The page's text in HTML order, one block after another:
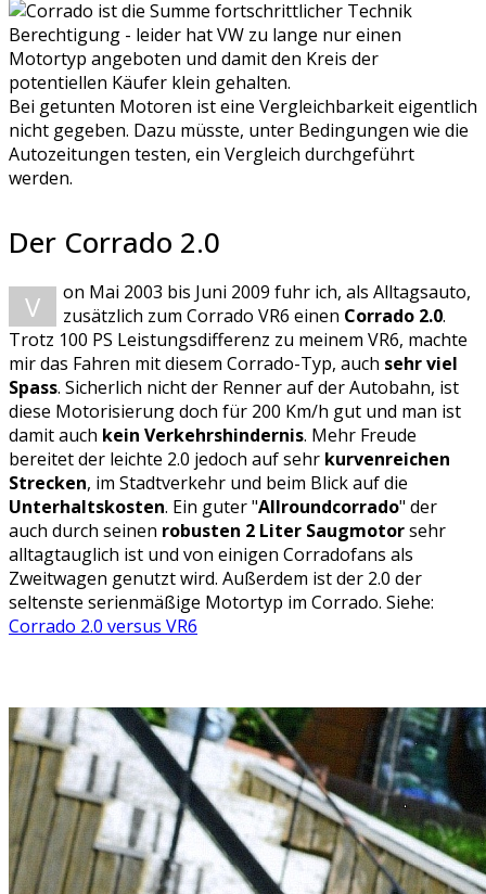
Berechtigung - leider hat VW zu lange nur einen
Motortyp angeboten und damit den Kreis der
potentiellen Käufer klein gehalten.
Bei getunten Motoren ist eine Vergleichbarkeit eigentlich
nicht gegeben. Dazu müsste, unter Bedingungen wie die
Autozeitungen testen, ein Vergleich durchgeführt
werden.
Der Corrado 2.0
V
on Mai 2003 bis Juni 2009 fuhr ich, als Alltagsauto,
zusätzlich zum Corrado VR6 einen Corrado 2.0.
Trotz 100 PS Leistungsdifferenz zu meinem VR6, machte
mir das Fahren mit diesem Corrado-Typ, auch sehr viel
Spass. Sicherlich nicht der Renner auf der Autobahn, ist
diese Motorisierung doch für 200 Km/h gut und man ist
damit auch kein Verkehrshindernis. Mehr Freude
bereitet der leichte 2.0 jedoch auf sehr kurvenreichen
Strecken, im Stadtverkehr und beim Blick auf die
Unterhaltskosten. Ein guter "Allroundcorrado" der
auch durch seinen robusten 2 Liter Saugmotorsehr
alltagtauglich ist und von einigen Corradofans als
Zweitwagen genutzt wird. Außerdem ist der 2.0 der
seltenste serienmäßige Motortyp im Corrado. Siehe:
Corrado 2.0 versus VR6